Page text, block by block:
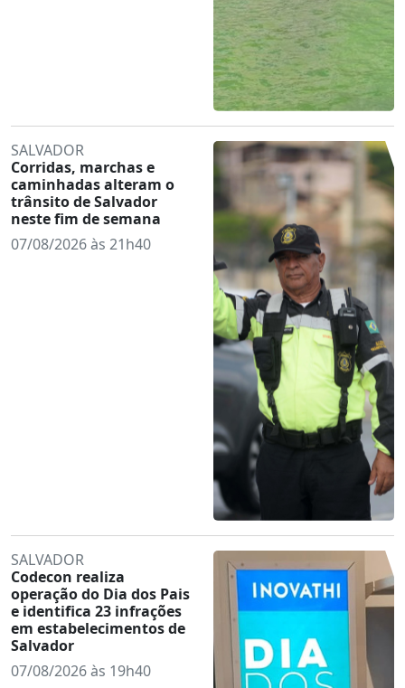
SALVADOR
Corridas, marchas e
caminhadas alteram o
trânsito de Salvador
neste fim de semana
07/08/2026 às 21h40
SALVADOR
Codecon realiza
operação do Dia dos Pais
e identifica 23 infrações
em estabelecimentos de
Salvador
07/08/2026 às 19h40